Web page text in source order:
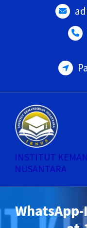
INSTITUT
NUSANTARA